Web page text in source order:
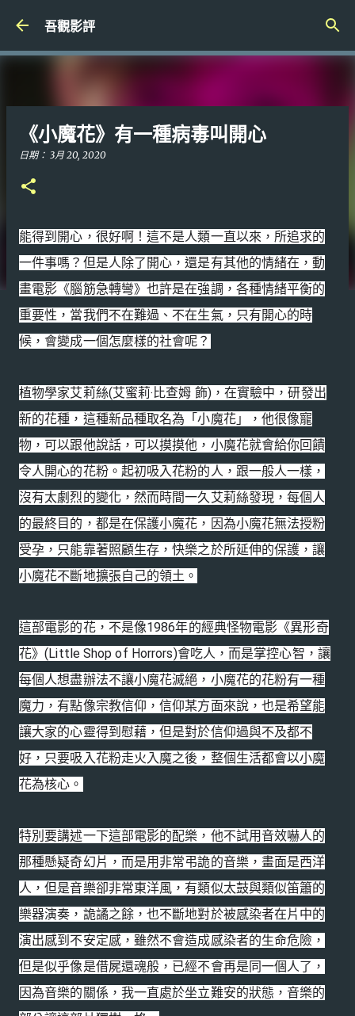
吾觀影評
《小魔花》有一種病毒叫開心
日期： 3月 20, 2020
能得到開心，很好啊！這不是人類一直以來，所追求的
一件事嗎？但是人除了開心，還是有其他的情緒在，動
畫電影《腦筋急轉彎》也許是在強調，各種情緒平衡的
重要性，當我們不在難過、不在生氣，只有開心的時
候，會變成一個怎麼樣的社會呢？
植物學家艾莉絲(艾蜜莉‧比查姆 飾)，在實驗中，研發出
新的花種，這種新品種取名為「小魔花」，他很像寵
物，可以跟他說話，可以摸摸他，小魔花就會給你回饋
令人開心的花粉。起初吸入花粉的人，跟一般人一樣，
沒有太劇烈的變化，然而時間一久艾莉絲發現，每個人
的最終目的，都是在保護小魔花，因為小魔花無法授粉
受孕，只能靠著照顧生存，快樂之於所延伸的保護，讓
小魔花不斷地擴張自己的領土。
這部電影的花，不是像1986年的經典怪物電影《異形奇
花》(Little Shop of Horrors)會吃人，而是掌控心智，讓
每個人想盡辦法不讓小魔花滅絕，小魔花的花粉有一種
魔力，有點像宗教信仰，信仰某方面來說，也是希望能
讓大家的心靈得到慰藉，但是對於信仰過與不及都不
好，只要吸入花粉走火入魔之後，整個生活都會以小魔
花為核心。
特別要講述一下這部電影的配樂，他不試用音效嚇人的
那種懸疑奇幻片，而是用非常弔詭的音樂，畫面是西洋
人，但是音樂卻非常東洋風，有類似太鼓與類似笛簫的
樂器演奏，詭譎之餘，也不斷地對於被感染者在片中的
演出感到不安定感，雖然不會造成感染者的生命危險，
但是似乎像是借屍還魂般，已經不會再是同一個人了，
因為音樂的關係，我一直處於坐立難安的狀態，音樂的